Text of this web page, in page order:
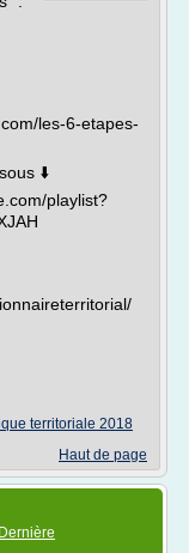
les-6-etapes-
⬇️
playlist?
territoriale 2018
Haut de page
Dernière